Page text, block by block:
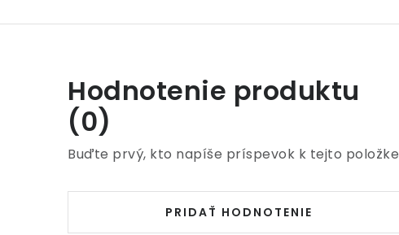
Hodnotenie produktu
(0)
Buďte prvý, kto napíše príspevok k tejto
PRIDAŤ HODNOTENIE